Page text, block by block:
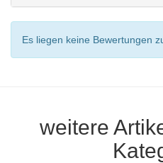
Es liegen keine Bewertungen
weitere